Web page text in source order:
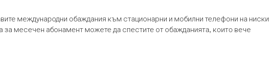
международни обаждания към стационарни и мобилни телефони на ниски
за месечен абонамент можете да спестите от обажданията, които вече